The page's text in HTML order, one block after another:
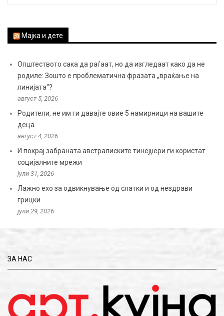
Мајка и дете
Општеството сака да раѓаат, но да изгледаат како да не
родиле: Зошто е проблематична фразата „враќање на
линијата“?
август 5, 2026
Родители, не им ги давајте овие 5 намирници на вашите
деца
август 4, 2026
И покрај забраната австралиските тинејџери ги користат
социјалните мрежи
јули 31, 2026
Лажно ехо за одвикнување од слатки и од нездрави
грицки
јули 29, 2026
ЗА НАС